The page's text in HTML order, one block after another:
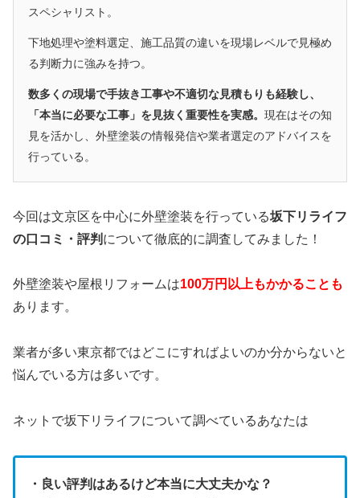
スペシャリスト。
下地処理や塗料選定、施工品質の違いを現場レベルで見極め
る判断力に強みを持つ。
数多くの現場で手抜き工事や不適切な見積もりも経験し、
「本当に必要な工事」を見抜く重要性を実感。 現在はその知
見を活かし、外壁塗装の情報発信や業者選定のアドバイスを
行っている。
今回は文京区を中心に外壁塗装を行っている坂下リライフ
の口コミ・評判 について徹底的に調査してみました！
外壁塗装や屋根リフォームは100万円以上もかかることも
あります。
業者が多い東京都ではどこにすればよいのか分からないと
悩んでいる方は多いです。
ネットで坂下リライフについて調べているあなたは
・良い評判はあるけど本当に大丈夫かな？